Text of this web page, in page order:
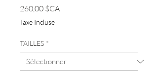
260,00 $CAPrix
Taxe Incluse
TAILLES *